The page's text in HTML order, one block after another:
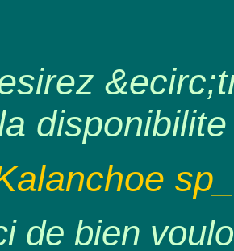
de bien